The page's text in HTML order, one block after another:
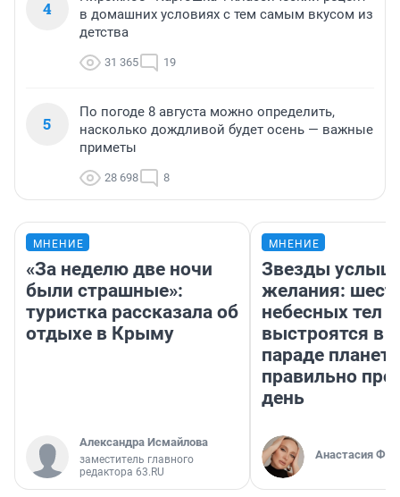
4
в домашних условиях с тем самым вкусом из
детства
31 365 19
5
По погоде 8 августа можно определить,
насколько дождливой будет осень — важные
приметы
28 698 8
МНЕНИЕ
«За неделю две ночи
были страшные»:
туристка рассказала об
отдыхе в Крыму
Александра Исмайлова
заместитель главного
редактора 63.RU
МНЕНИЕ
Звезды
желания:
небесных тел
выстроятся в
параде планет
правильно
день
Анастасия